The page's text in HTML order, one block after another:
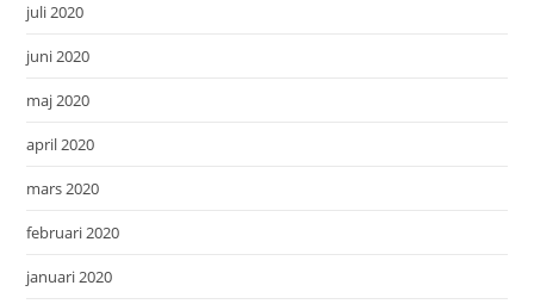
juli 2020
juni 2020
maj 2020
april 2020
mars 2020
februari 2020
januari 2020